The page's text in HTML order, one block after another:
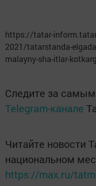
https://tatar-
2021/tatarstanda-
malayny-sha-itlar-
Следите за
Telegram-канале
Читайте новости
национальном
https://max.ru/